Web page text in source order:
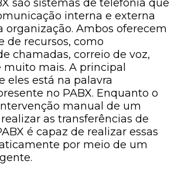
são sistemas de telefonia que
interna e externa
organização. Ambos oferecem
de recursos, como
chamadas, correio de voz,
mais. A principal
eles está na palavra
no PABX. Enquanto o
manual de um
as transferências de
é capaz de realizar essas
por meio de um